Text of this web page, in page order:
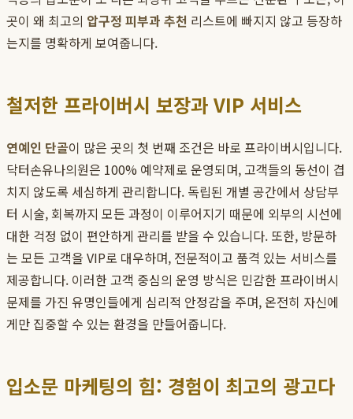
곳이 왜 최고의 압구정 피부과 추천 리스트에 빠지지 않고 등장하
는지를 명확하게 보여줍니다.
철저한 프라이버시 보장과 VIP 서비스
연예인 단골이 많은 곳의 첫 번째 조건은 바로 프라이버시입니다.
닥터손유나의원은 100% 예약제로 운영되며, 고객들의 동선이 겹
치지 않도록 세심하게 관리합니다. 독립된 개별 공간에서 상담부
터 시술, 회복까지 모든 과정이 이루어지기 때문에 외부의 시선에
대한 걱정 없이 편안하게 관리를 받을 수 있습니다. 또한, 방문하
는 모든 고객을 VIP로 대우하며, 전문적이고 품격 있는 서비스를
제공합니다. 이러한 고객 중심의 운영 방식은 민감한 프라이버시
문제를 가진 유명인들에게 심리적 안정감을 주며, 온전히 자신에
게만 집중할 수 있는 환경을 만들어줍니다.
입소문 마케팅의 힘: 경험이 최고의 광고다